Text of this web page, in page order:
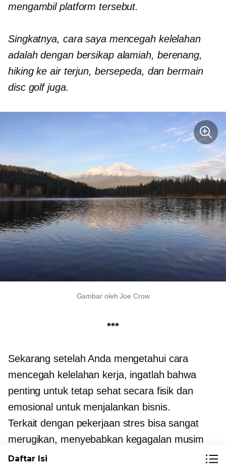
mengambil platform tersebut.
Singkatnya, cara saya mencegah kelelahan
adalah dengan bersikap alamiah, berenang,
hiking ke air terjun, bersepeda, dan bermain
disc golf juga.
Gambar oleh Joe Crow
***
Sekarang setelah Anda mengetahui cara
mencegah kelelahan kerja, ingatlah bahwa
penting untuk tetap sehat secara fisik dan
emosional untuk menjalankan bisnis.
Terkait dengan pekerjaan stres bisa sangat
merugikan, menyebabkan kegagalan musim
penjualan atau hilangnya proyek yang menarik.
Daftar Isi